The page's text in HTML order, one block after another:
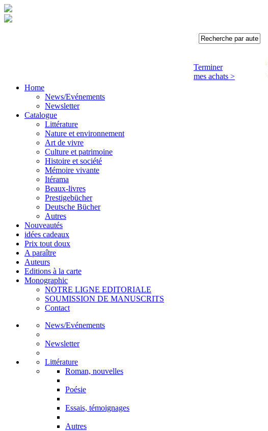
Terminer
mes achats >
Home
News/Evénements
Newsletter
Catalogue
Littérature
Nature et environnement
Art de vivre
Culture et patrimoine
Histoire et société
Mémoire vivante
Itérama
Beaux-livres
Prestigebücher
Deutsche Bücher
Autres
Nouveautés
idées cadeaux
Prix tout doux
A paraître
Auteurs
Editions à la carte
Monographic
NOTRE LIGNE EDITORIALE
SOUMISSION DE MANUSCRITS
Contact
News/Evénements
Newsletter
Littérature
Roman, nouvelles
Poésie
Essais, témoignages
Autres